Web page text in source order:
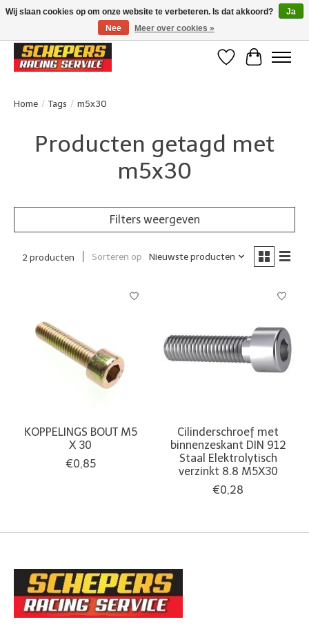
Klanten beoordelen ons met een 4,8/5 op Google reviews
Verlanglijst
Home / Tags / m5x30
Producten getagd met
m5x30
Filters weergeven
2 producten Sorteren op Nieuwste producten
KOPPELINGS BOUT M5
X 30
€0,85
Cilinderschroef met
binnenzeskant DIN 912
Staal Elektrolytisch
verzinkt 8.8 M5X30
€0,28
Wij slaan cookies op om onze website te verbeteren. Is dat akkoord?
Ja
Nee
Meer over cookies »